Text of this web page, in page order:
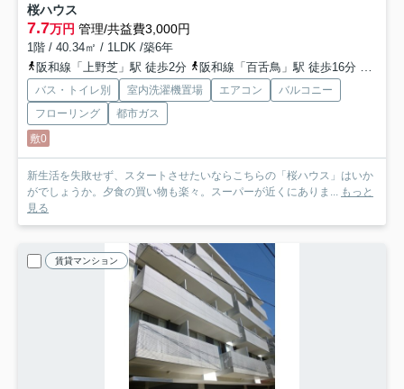
桜ハウス
7.7万円 管理/共益費3,000円
1階 / 40.34㎡ / 1LDK /築6年
阪和線「上野芝」駅 徒歩2分
阪和線「百舌鳥」駅 徒歩16分
バス・トイレ別 室内洗濯機置場 エアコン
バルコニー
フローリング
都市ガス
敷0
新生活を失敗せず、スタートさせたいならこちらの「桜ハウス」はいか
がでしょうか。夕食の買い物も楽々。スーパーが近くにありま...
もっと
見る
賃貸マンション